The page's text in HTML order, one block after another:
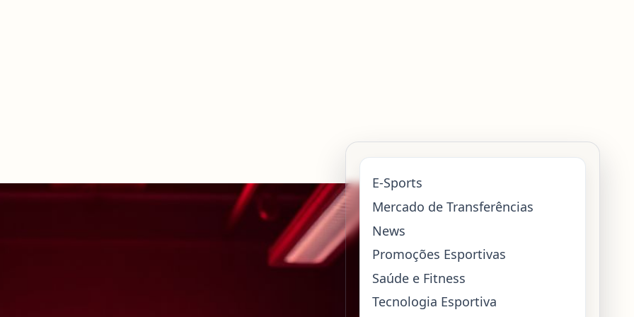
E-Sports
Mercado de Transferências
News
Promoções Esportivas
Saúde e Fitness
Tecnologia Esportiva